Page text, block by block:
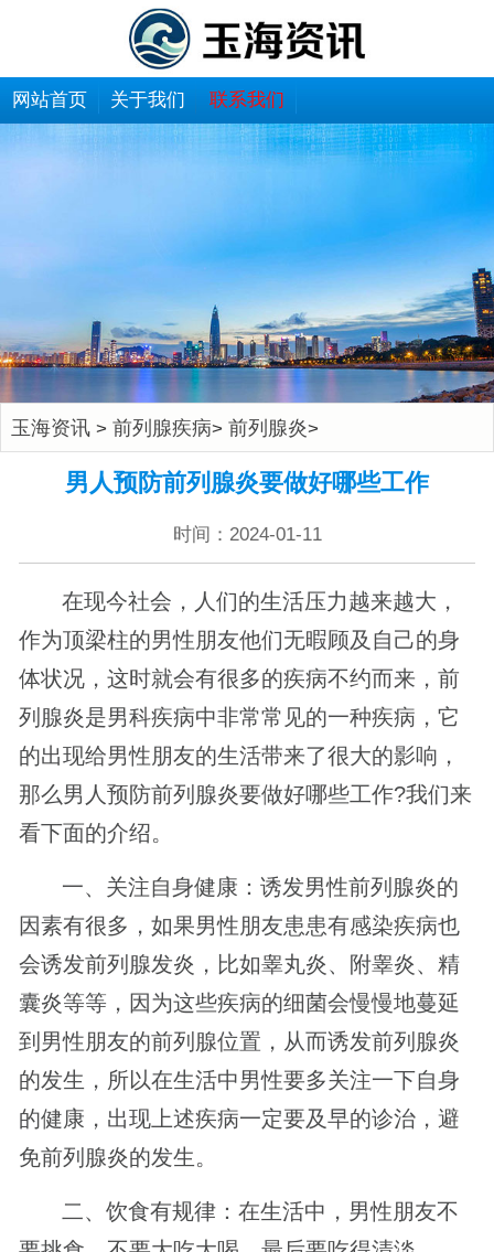
网站首页 关于我们 联系我们
玉海资讯> 前列腺疾病> 前列腺炎>
男人预防前列腺炎要做好哪些工作
时间：2024-01-11
在现今社会，人们的生活压力越来越大，
作为顶梁柱的男性朋友他们无暇顾及自己的身
体状况，这时就会有很多的疾病不约而来，前
列腺炎是男科疾病中非常常见的一种疾病，它
的出现给男性朋友的生活带来了很大的影响，
那么男人预防前列腺炎要做好哪些工作?我们来
看下面的介绍。
一、关注自身健康：诱发男性前列腺炎的
因素有很多，如果男性朋友患患有感染疾病也
会诱发前列腺发炎，比如睾丸炎、附睾炎、精
囊炎等等，因为这些疾病的细菌会慢慢地蔓延
到男性朋友的前列腺位置，从而诱发前列腺炎
的发生，所以在生活中男性要多关注一下自身
的健康，出现上述疾病一定要及早的诊治，避
免前列腺炎的发生。
二、饮食有规律：在生活中，男性朋友不